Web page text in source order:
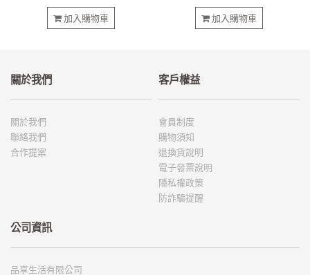
加入購物車 加入購物車
關於我們
關於我們
聯絡我們
合作提案
客戶權益
會員制度
購物須知
退換貨說明
電子發票說明
隱私權政策
防詐騙提醒
公司資訊
品享生活有限公司